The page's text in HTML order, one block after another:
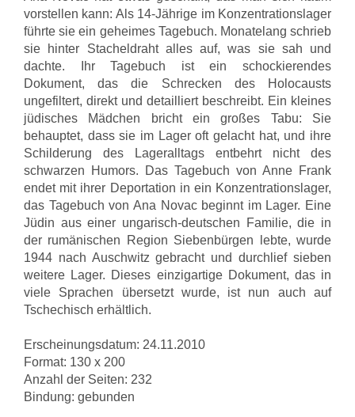
vorstellen kann: Als 14-Jährige im Konzentrationslager
führte sie ein geheimes Tagebuch. Monatelang schrieb
sie hinter Stacheldraht alles auf, was sie sah und
dachte. Ihr Tagebuch ist ein schockierendes
Dokument, das die Schrecken des Holocausts
ungefiltert, direkt und detailliert beschreibt. Ein kleines
jüdisches Mädchen bricht ein großes Tabu: Sie
behauptet, dass sie im Lager oft gelacht hat, und ihre
Schilderung des Lageralltags entbehrt nicht des
schwarzen Humors. Das Tagebuch von Anne Frank
endet mit ihrer Deportation in ein Konzentrationslager,
das Tagebuch von Ana Novac beginnt im Lager. Eine
Jüdin aus einer ungarisch-deutschen Familie, die in
der rumänischen Region Siebenbürgen lebte, wurde
1944 nach Auschwitz gebracht und durchlief sieben
weitere Lager. Dieses einzigartige Dokument, das in
viele Sprachen übersetzt wurde, ist nun auch auf
Tschechisch erhältlich.
Erscheinungsdatum: 24.11.2010
Format: 130 x 200
Anzahl der Seiten: 232
Bindung: gebunden